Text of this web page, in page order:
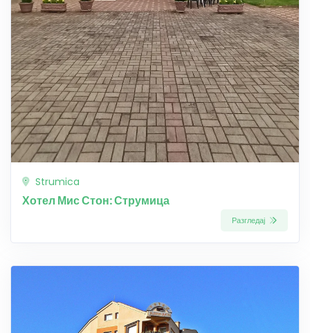
Strumica
Хотел Мис Стон: Струмица
Разгледај